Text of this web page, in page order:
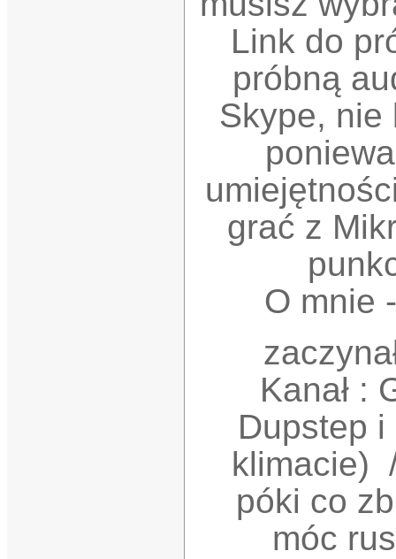
Link do
próbną
Skype, nie
grać z
O mnie
Kanał :
Dupstep
klimacie)
póki co
móc